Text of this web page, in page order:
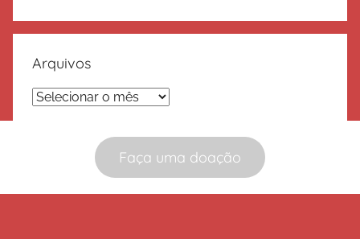
Faça uma doação
Arquivos
Arquivos